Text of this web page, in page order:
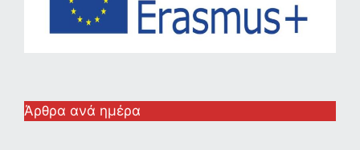
Άρθρα ανά ημέρα